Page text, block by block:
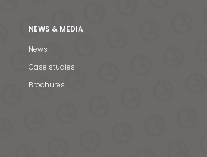
NEWS & MEDIA
News
Case studies
Brochures